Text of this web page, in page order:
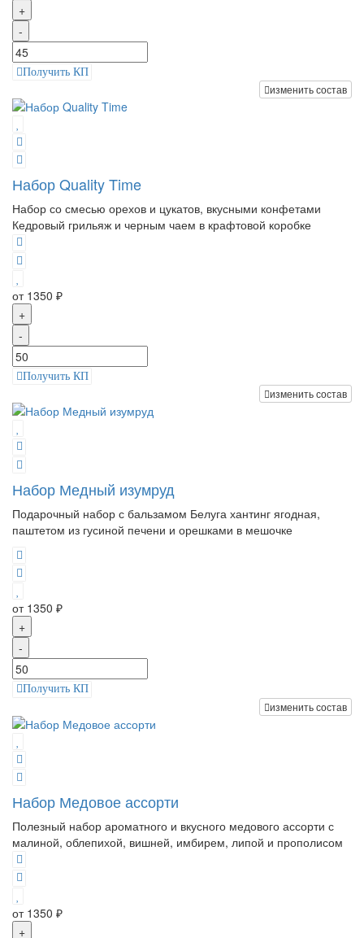
+
-
Получить КП
изменить состав
Набор Quality Time
Набор со смесью орехов и цукатов, вкусными конфетами
Кедровый грильяж и черным чаем в крафтовой коробке
от 1350 ₽
+
-
Получить КП
изменить состав
Набор Медный изумруд
Подарочный набор с бальзамом Белуга хантинг ягодная,
паштетом из гусиной печени и орешками в мешочке
от 1350 ₽
+
-
Получить КП
изменить состав
Набор Медовое ассорти
Полезный набор ароматного и вкусного медового ассорти с
малиной, облепихой, вишней, имбирем, липой и прополисом
от 1350 ₽
+